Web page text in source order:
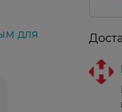
для